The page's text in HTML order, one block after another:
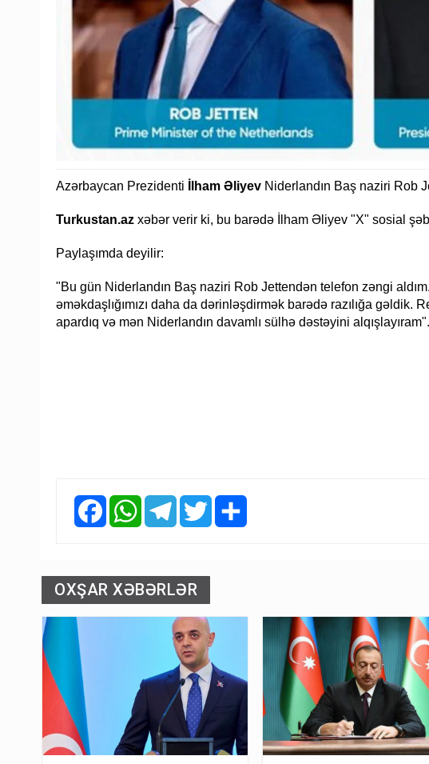
Azərbaycan Prezidenti İlham Əliyev Niderlandın Baş naziri Rob
Turkustan.az xəbər verir ki, bu barədə İlham Əliyev "X" sosial
Paylaşımda deyilir:
"Bu gün Niderlandın Baş naziri Rob Jettendən telefon zəngi
əməkdaşlığımızı daha da dərinləşdirmək barədə razılığa
apardıq və mən Niderlandın davamlı sülhə dəstəyini alqışlayıram".
FacebookWhatsAppTelegramTwitter
OXŞAR XƏBƏRLƏR